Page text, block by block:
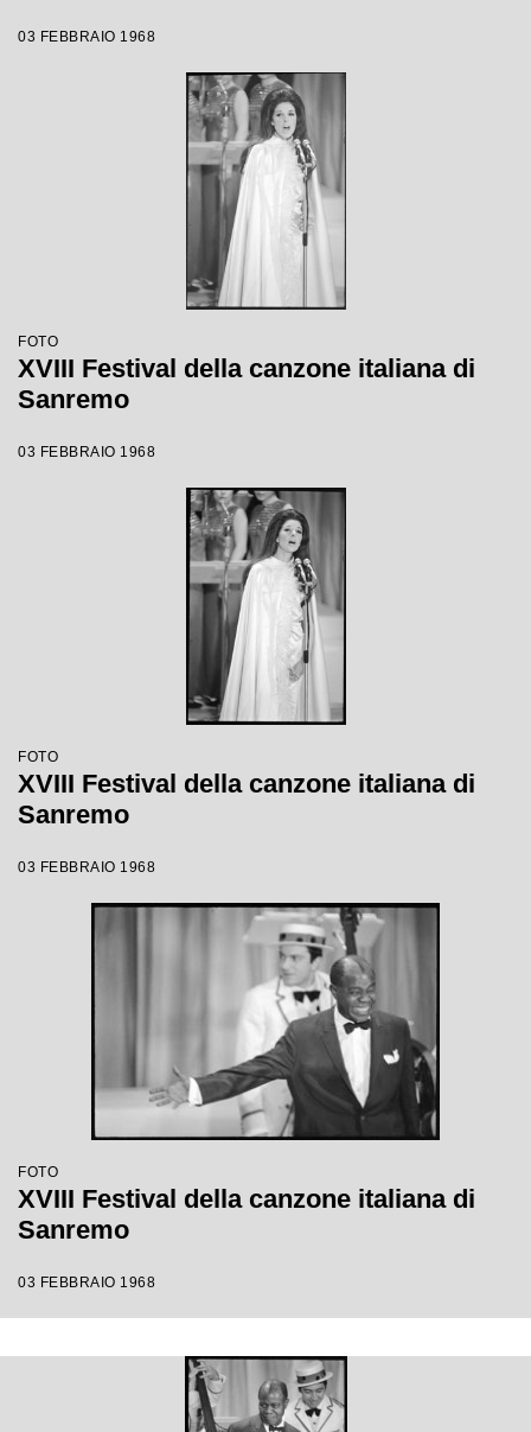
03 FEBBRAIO 1968
FOTO
XVIII Festival della canzone italiana di
Sanremo
03 FEBBRAIO 1968
FOTO
XVIII Festival della canzone italiana di
Sanremo
03 FEBBRAIO 1968
FOTO
XVIII Festival della canzone italiana di
Sanremo
03 FEBBRAIO 1968